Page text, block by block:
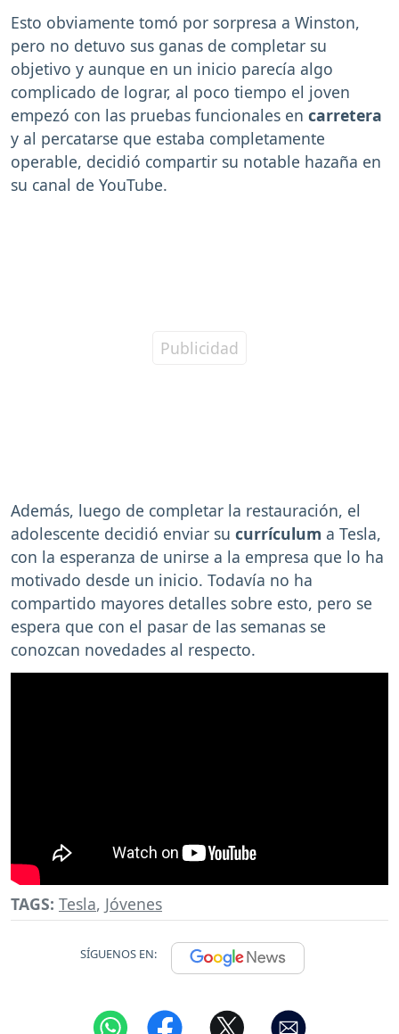
Esto obviamente tomó por sorpresa a Winston,
pero no detuvo sus ganas de completar su
objetivo y aunque en un inicio parecía algo
complicado de lograr, al poco tiempo el joven
empezó con las pruebas funcionales en carretera
y al percatarse que estaba completamente
operable, decidió compartir su notable hazaña en
su canal de YouTube.
Además, luego de completar la restauración, el
adolescente decidió enviar su currículum a Tesla,
con la esperanza de unirse a la empresa que lo ha
motivado desde un inicio. Todavía no ha
compartido mayores detalles sobre esto, pero se
espera que con el pasar de las semanas se
conozcan novedades al respecto.
TAGS: Tesla, Jóvenes
SÍGUENOS EN: